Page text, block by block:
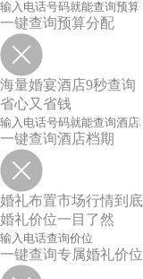
一键查询预算分配
海量婚宴酒店9秒查询
省心又省钱
一键查询酒店档期
婚礼布置市场行情到
婚礼价位一目了然
一键查询专属婚礼价位